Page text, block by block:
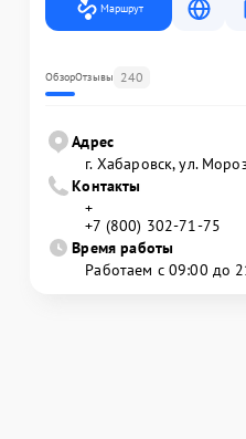
Маршрут
ОбзорОтзывы 240
Адрес
г. Хабаровск, ул.
Контакты
+
+7 (800) 302-71-75
Время работы
Работаем с 09:00 до